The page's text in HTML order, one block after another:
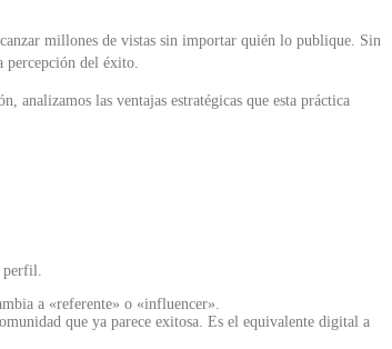
millones de vistas sin importar quién lo publique. Sin
percepción del éxito.
analizamos las ventajas estratégicas que esta práctica
a «referente» o «influencer».
que ya parece exitosa. Es el equivalente digital a